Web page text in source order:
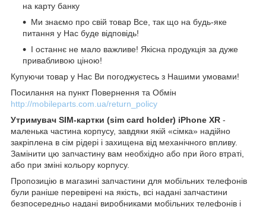
на карту банку
Ми знаємо про свій товар Все, так що на будь-яке
питання у Нас буде відповідь!
І останнє не мало важливе! Якісна продукція за дуже
привабливою ціною!
Купуючи товар у Нас Ви погоджуєтесь з Нашими умовами!
Посилання на пункт Повернення та Обмін
http://mobileparts.com.ua/return_policy
Утримувач SIM-картки (sim card holder) iPhone XR -
маленька частина корпусу, завдяки якій «сімка» надійно
закріплена в сім рідері і захищена від механічного впливу.
Замінити цю запчастину вам необхідно або при його втраті,
або при зміні кольору корпусу.
Пропозицію в магазині запчастини для мобільних телефонів
були раніше перевірені на якість, всі надані запчастини
безпосередньо надані виробниками мобільних телефонів і